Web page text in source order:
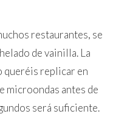
restaurantes, se
de vainilla. La
queréis replicar en
microondas antes de
será suficiente.